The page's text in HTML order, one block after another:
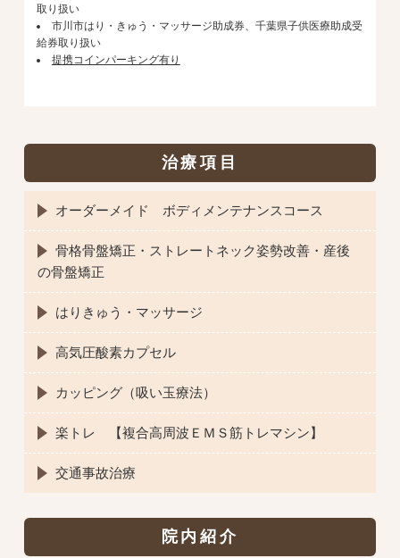
取り扱い
市川市はり・きゅう・マッサージ助成券、千葉県子供医療助成受
給券取り扱い
提携コインパーキング有り
治療項目
オーダーメイド ボディメンテナンスコース
骨格骨盤矯正・ストレートネック姿勢改善・産後
の骨盤矯正
はりきゅう・マッサージ
高気圧酸素カプセル
カッピング（吸い玉療法）
楽トレ 【複合高周波ＥＭＳ筋トレマシン】
交通事故治療
院内紹介